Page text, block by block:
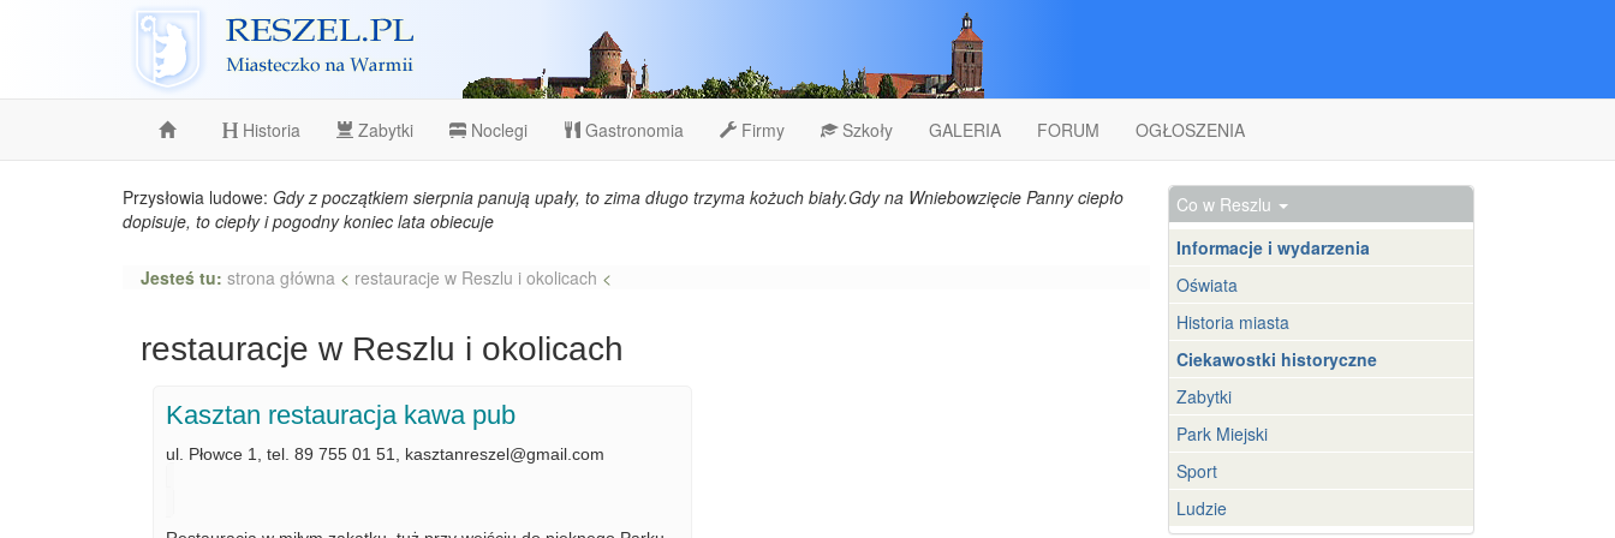
Reszel
Historia Zabytki Noclegi Gastronomia Firmy Szkoły GALERIA FORUM OGŁOSZENIA
Przysłowia ludowe: Gdy z początkiem sierpnia panują upały, to zima długo trzyma kożuch biały.Gdy na Wniebowzięcie Panny ciepło
dopisuje, to ciepły i pogodny koniec lata obiecuje
Jesteś tu: strona główna < restauracje w Reszlu i okolicach <
restauracje w Reszlu i okolicach
Kasztan restauracja kawa pub
ul. Płowce 1, tel. 89 755 01 51, kasztanreszel@gmail.com
Co w Reszlu
Informacje i wydarzenia
Oświata
Historia miasta
Ciekawostki historyczne
Zabytki
Park Miejski
Sport
Ludzie